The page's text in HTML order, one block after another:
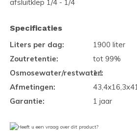
afsluitklep 1/4 - 1/4
Specificaties
Liters per dag:
1900 liter
Zoutretentie:
tot 99%
Osmosewater/restwater:
1:1
Afmetingen:
Garantie:
1 jaar